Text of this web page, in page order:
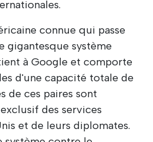
connue qui passe
gigantesque système
à Google et comporte
d'une capacité totale de
de ces paires sont
des services
et de leurs diplomates.